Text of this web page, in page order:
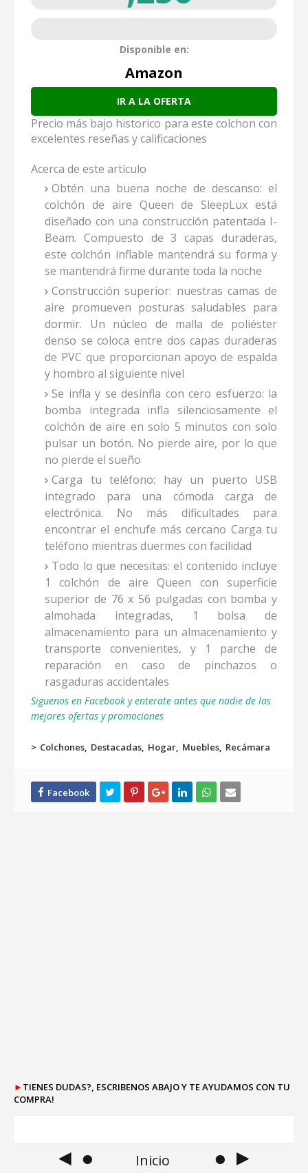
Disponible en:
Amazon
IR A LA OFERTA
Precio más bajo historico para este colchon con
excelentes reseñas y calificaciones
Acerca de este artículo
Obtén una buena noche de descanso: el
colchón de aire Queen de SleepLux está
diseñado con una construcción patentada I-
Beam. Compuesto de 3 capas duraderas,
este colchón inflable mantendrá su forma y
se mantendrá firme durante toda la noche
Construcción superior: nuestras camas de
aire promueven posturas saludables para
dormir. Un núcleo de malla de poliéster
denso se coloca entre dos capas duraderas
de PVC que proporcionan apoyo de espalda
y hombro al siguiente nivel
Se infla y se desinfla con cero esfuerzo: la
bomba integrada infla silenciosamente el
colchón de aire en solo 5 minutos con solo
pulsar un botón. No pierde aire, por lo que
no pierde el sueño
Carga tu teléfono: hay un puerto USB
integrado para una cómoda carga de
electrónica. No más dificultades para
encontrar el enchufe más cercano Carga tu
teléfono mientras duermes con facilidad
Todo lo que necesitas: el contenido incluye
1 colchón de aire Queen con superficie
superior de 76 x 56 pulgadas con bomba y
almohada integradas, 1 bolsa de
almacenamiento para un almacenamiento y
transporte convenientes, y 1 parche de
reparación en caso de pinchazos o
rasgaduras accidentales
Siguenos en Facebook y enterate antes que nadie de las
mejores ofertas y promociones
> Colchones Destacadas Hogar Muebles Recámara
► TIENES DUDAS?, ESCRIBENOS ABAJO Y TE AYUDAMOS CON TU
COMPRA!
◄ ● Inicio ● ►